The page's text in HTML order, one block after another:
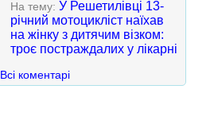
На тему: У Решетилівці 13-
річний мотоцикліст наїхав
на жінку з дитячим візком:
троє постраждалих у лікарні
Всі коментарі